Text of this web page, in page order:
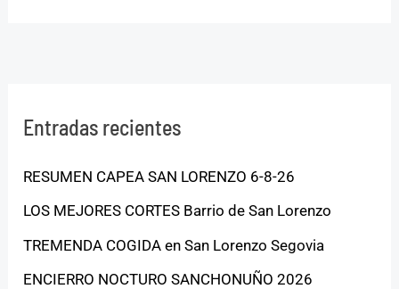
Entradas recientes
RESUMEN CAPEA SAN LORENZO 6-8-26
LOS MEJORES CORTES Barrio de San Lorenzo
TREMENDA COGIDA en San Lorenzo Segovia
ENCIERRO NOCTURO SANCHONUÑO 2026